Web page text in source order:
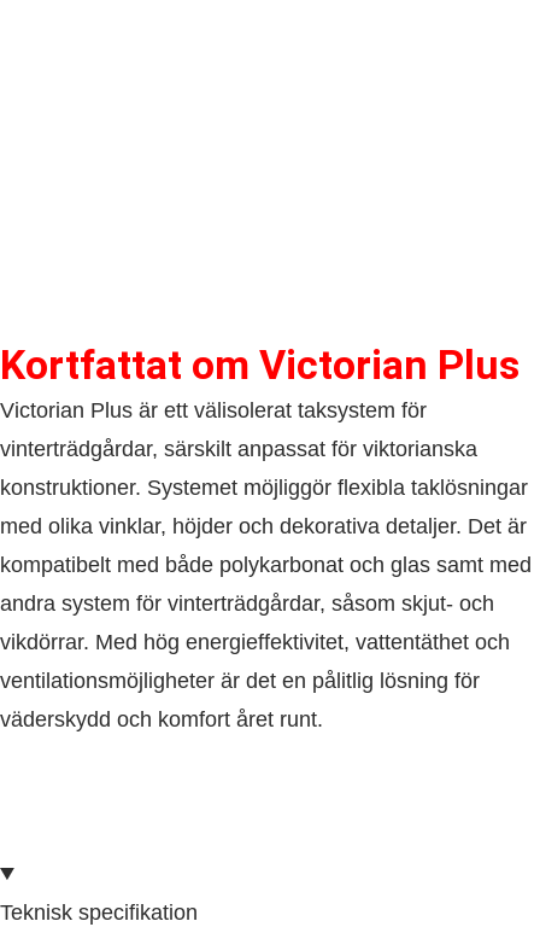
Kortfattat om​ Victorian Plus
Victorian Plus är ett välisolerat taksystem för
vinterträdgårdar, särskilt anpassat för viktorianska
konstruktioner. Systemet möjliggör flexibla taklösningar
med olika vinklar, höjder och dekorativa detaljer. Det är
kompatibelt med både polykarbonat och glas samt med
andra system för vinterträdgårdar, såsom skjut- och
vikdörrar. Med hög energieffektivitet, vattentäthet och
ventilationsmöjligheter är det en pålitlig lösning för
väderskydd och komfort året runt.
Teknisk specifikation